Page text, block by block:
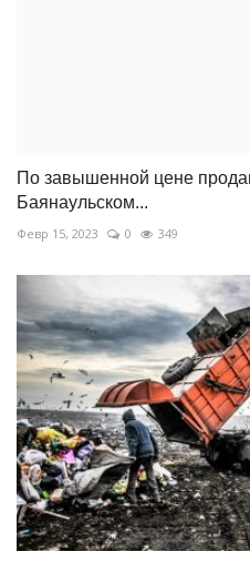
По завышенной цене
Баянаульском...
Февр 15, 2023 0 349